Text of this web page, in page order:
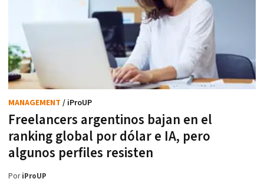
Freelancers argentinos bajan en el
ranking global por dólar e IA, pero
algunos perfiles resisten
MANAGEMENT / iProUP
PoriProUP